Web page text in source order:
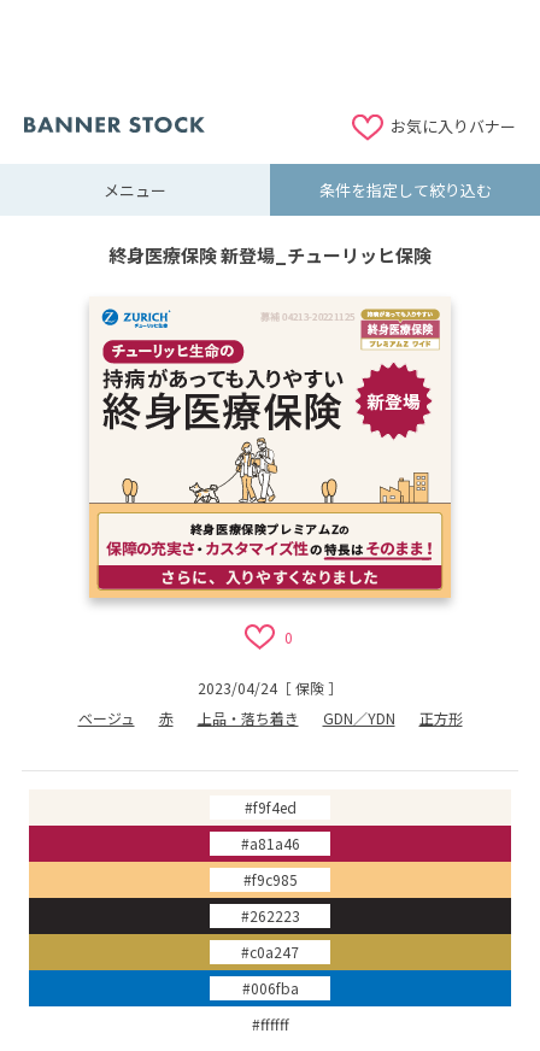
お気に入りバナー
メニュー 条件を指定して絞り込む
終身医療保険 新登場_チューリッヒ保険
0
2023/04/24［保険］
ベージュ
赤 上品・落ち着き GDN／YDN 正方形
#f9f4ed
#a81a46
#f9c985
#262223
#c0a247
#006fba
#ffffff